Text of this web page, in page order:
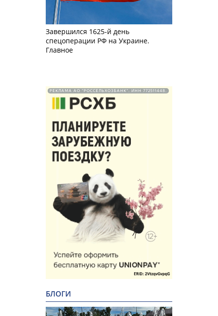
Завершился 1625-й день
спецоперации РФ на Украине.
Главное
РЕКЛАМА АО "РОССЕЛЬХОЗБАНК". ИНН 772511448.
БЛОГИ